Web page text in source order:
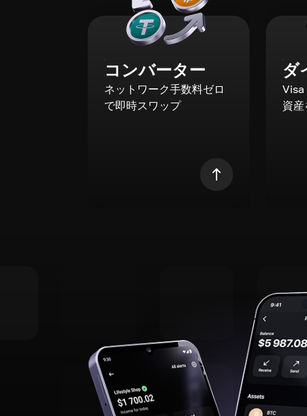
コンバーター
ネットワーク手数料ゼロ
で即時スワップ
ダ
資